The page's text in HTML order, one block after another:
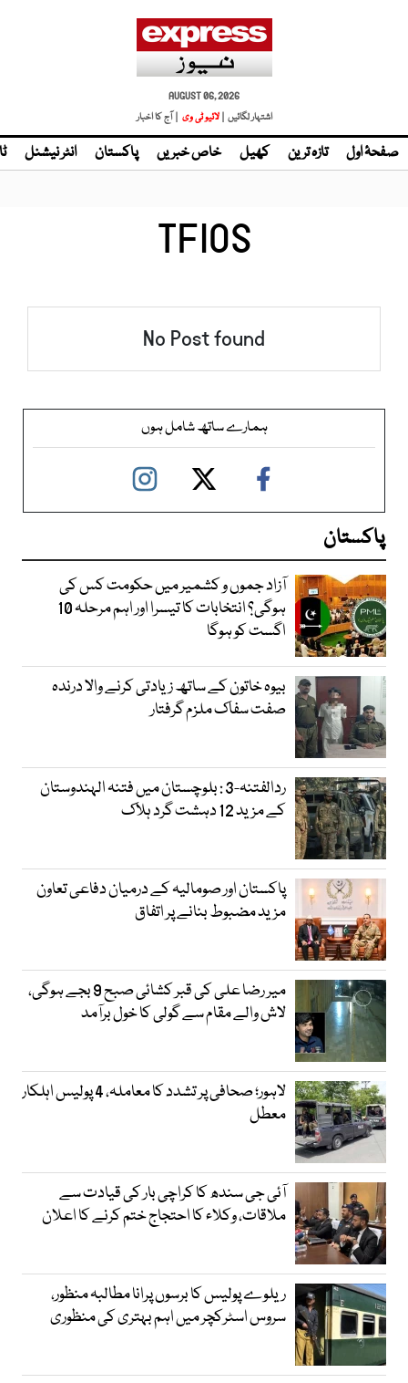
AUGUST 06, 2026
اشتہار لگائیں |
| آج کا اخبار
صفحۂ اول تازہ ترین کھیل خاص خبریں پاکستان انٹر نیشنل
TFIOS
No Post found
ہمارے ساتھ شامل ہوں
پاکستان
آزاد جموں و کشمیر میں حکومت کس کی
ہوگی؟ انتخابات کا تیسرا اور اہم مرحلہ 10
اگست کو ہوگا
بیوہ خاتون کے ساتھ زیادتی کرنے والا درندہ
صفت سفاک ملزم گرفتار
ردالفتنہ-3 : بلوچستان میں فتنہ الہندوستان
کے مزید 12 دہشت گرد ہلاک
پاکستان اور صومالیہ کے درمیان دفاعی تعاون
مزید مضبوط بنانے پر اتفاق
میر رضا علی کی قبر کشائی صبح 9 بجے ہوگی،
لاش والے مقام سے گولی کا خول برآمد
لاہور؛ صحافی پر تشدد کا معاملہ، 4 پولیس اہلکار
معطل
آئی جی سندھ کا کراچی بار کی قیادت سے
ملاقات، وکلاء کا احتجاج ختم کرنے کا اعلان
ریلوے پولیس کا برسوں پرانا مطالبہ منظور،
سروس اسٹرکچر میں اہم بہتری کی منظوری